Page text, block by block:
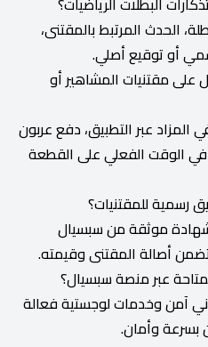
الحدث المرتبط بالمقتنى،
أو توقيع أصلي.
مقتنيات المشاهير أو
عبر التطبيق، دفع عربون
في الوقت الفعلي على القطعة
رسمية للمقتنيات؟
شهادة موثقة من سبسيال
أصالة المقتنى وقيمته.
عبر منصة سبسيال؟
آمن وخدمات لوجستية فعالة
بسرعة وأمان.